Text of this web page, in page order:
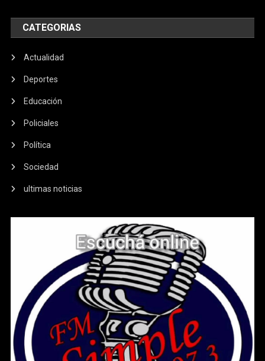
CATEGORIAS
Actualidad
Deportes
Educación
Policiales
Política
Sociedad
ultimas noticias